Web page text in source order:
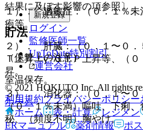
結果に及ぼす影響の項参照〕。
貯法
（保管上の注意）
室温保存。
ホーム
１）． 過敏症：（０．１％未
疱等。
２）． 肝臓：（０．１〜０．
Ｔ上昇・γ−ＧＴＰ上昇等、（
昇。
３）． 消化器：（０．１〜０
（０．１％未満）嘔吐、下痢
秘、（頻度不明）胸やけ。
新規登録
ログイン
監修医師一覧
UpToDate特別割引
運営会社
© 2021 HOKUTO Inc. All rights
利用規約プライバシーポリシー
ホーム
表・計算 レジメン
ERマニュアル
薬剤情報 ポ